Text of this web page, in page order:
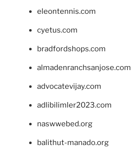
eleontennis.com
cyetus.com
bradfordshops.com
almadenranchsanjose.com
advocatevijay.com
adlibilimler2023.com
naswwebed.org
balithut-manado.org